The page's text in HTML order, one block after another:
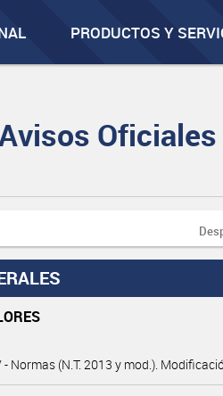
PRODUCTOS Y
Oficiales
Normas (N.T. 2013 y mod.).